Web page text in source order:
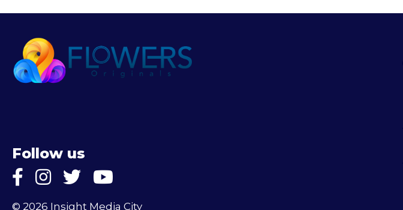
Follow us
© 2026 Insight Media City